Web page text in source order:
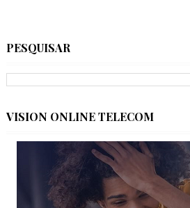
PESQUISAR
VISION ONLINE TELECOM